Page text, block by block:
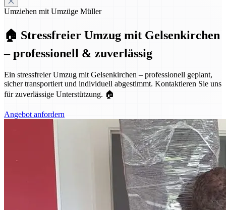
Umziehen mit Umzüge Müller
🏠 Stressfreier Umzug mit Gelsenkirchen
– professionell & zuverlässig
Ein stressfreier Umzug mit Gelsenkirchen – professionell geplant,
sicher transportiert und individuell abgestimmt. Kontaktieren Sie uns
für zuverlässige Unterstützung. 🏠
Angebot anfordern